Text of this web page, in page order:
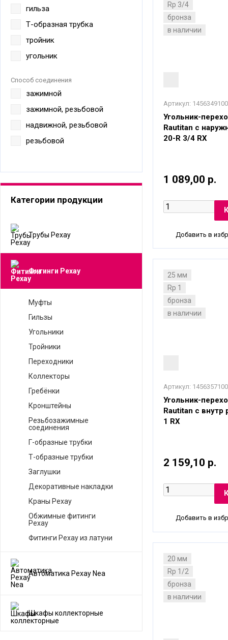
гильза
Т-образная трубка
тройник
угольник
Способ соединения
зажимной
зажимной, резьбовой
надвижной, резьбовой
резьбовой
Категории продукции
Трубы Рехау
Фитинги Рехау
Муфты
Гильзы
Угольники
Тройники
Переходники
Коллекторы
Гребёнки
Кронштейны
Резьбозажимные
соединения
Г-образные трубки
Т-образные трубки
Заглушки
Декоративные накладки
Краны Рехау
Обжимные фитинги
Рехау
Фитинги Рехау из латуни
Автоматика Рехау Nea
Шкафы коллекторные
Rp 3/4
бронза
в наличии
Артикул:
Угольник-
Rautitan с
20-R 3/4 RX
1 089,00 р.
Добавить в
25 мм
Rp 1
бронза
в наличии
Артикул:
Угольник-
Rautitan с внутр
1 RX
2 159,10 р.
Добавить в
20 мм
Rp 1/2
бронза
в наличии